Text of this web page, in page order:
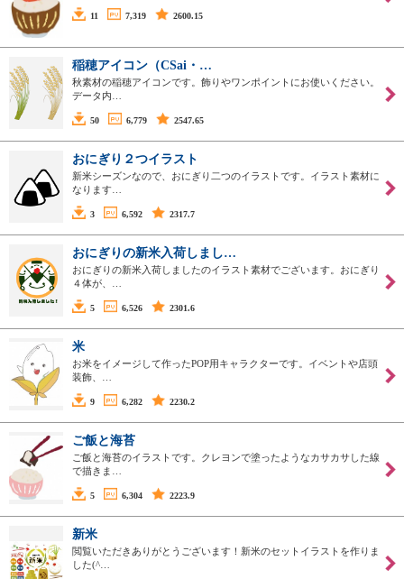
11 7,319 2600.15
稲穂アイコン（CSai・…
秋素材の稲穂アイコンです。飾りやワンポイントにお使いください。
データ内…
50 6,779 2547.65
おにぎり２つイラスト
新米シーズンなので、おにぎり二つのイラストです。イラスト素材に
なります…
3 6,592 2317.7
おにぎりの新米入荷しまし…
おにぎりの新米入荷しましたのイラスト素材でございます。おにぎり
４体が、…
5 6,526 2301.6
米
お米をイメージして作ったPOP用キャラクターです。イベントや店頭
装飾、…
9 6,282 2230.2
ご飯と海苔
ご飯と海苔のイラストです。クレヨンで塗ったようなカサカサした線
で描きま…
5 6,304 2223.9
新米
閲覧いただきありがとうございます！新米のセットイラストを作りま
した(^…